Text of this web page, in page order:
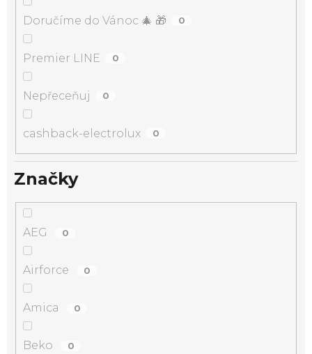
Doručíme do Vánoc 🎄 🎁 0
Premier LINE 0
Nepřeceňuj 0
cashback-electrolux 0
Značky
AEG 0
Airforce 0
Amica 0
Beko 0